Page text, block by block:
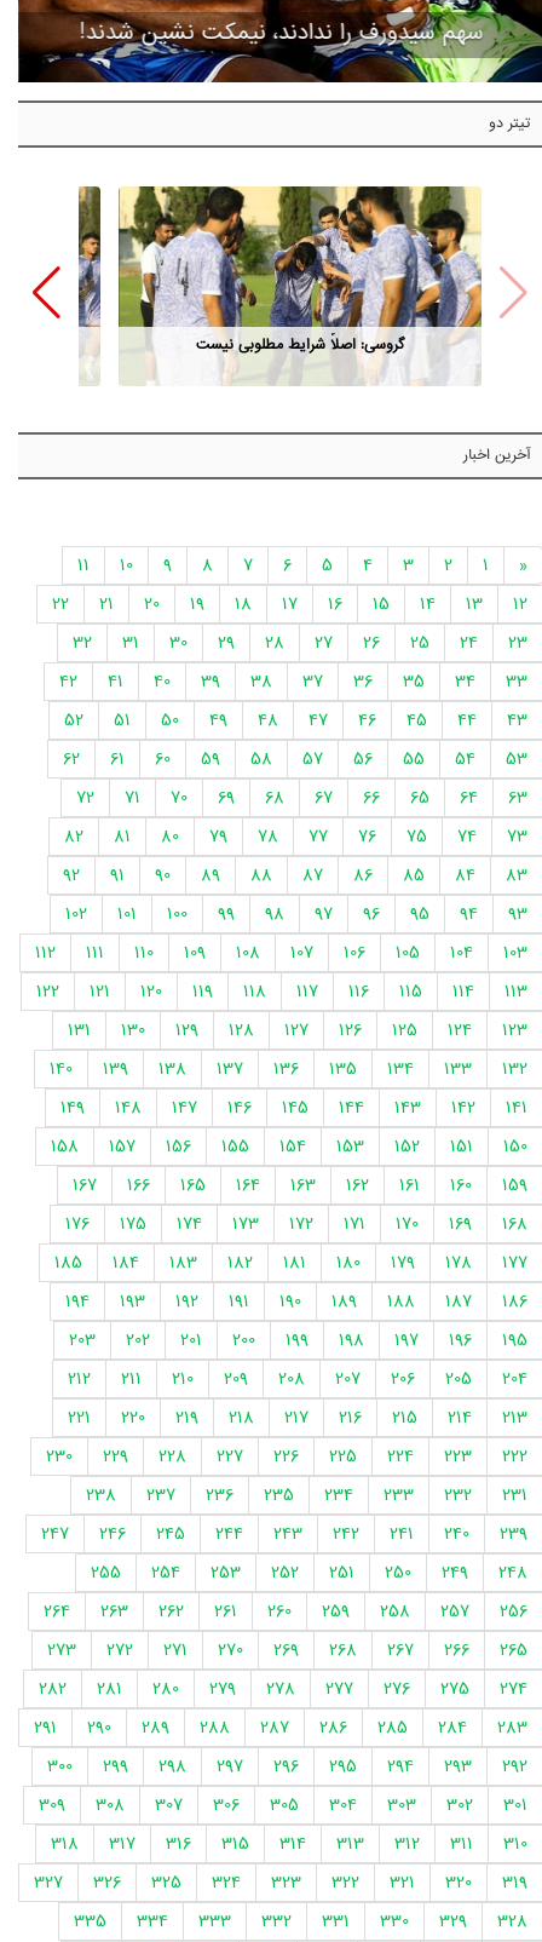
سهم سیدورف را ندادند، نیمکت نشین شدند!
تیتر دو
گروسی: اصلاً شرایط مطلوبی نیست
آخرین اخبار
«
1
2
3
4
5
6
7
8
9
10
11
12
13
14
15
16
17
18
19
20
21
22
23
24
25
26
27
28
29
30
31
32
33
34
35
36
37
38
39
40
41
42
43
44
45
46
47
48
49
50
51
52
53
54
55
56
57
58
59
60
61
62
63
64
65
66
67
68
69
70
71
72
73
74
75
76
77
78
79
80
81
82
83
84
85
86
87
88
89
90
91
92
93
94
95
96
97
98
99
100
101
102
103
104
105
106
107
108
109
110
111
112
113
114
115
116
117
118
119
120
121
122
123
124
125
126
127
128
129
130
131
132
133
134
135
136
137
138
139
140
141
142
143
144
145
146
147
148
149
150
151
152
153
154
155
156
157
158
159
160
161
162
163
164
165
166
167
168
169
170
171
172
173
174
175
176
177
178
179
180
181
182
183
184
185
186
187
188
189
190
191
192
193
194
195
196
197
198
199
200
201
202
203
204
205
206
207
208
209
210
211
212
213
214
215
216
217
218
219
220
221
222
223
224
225
226
227
228
229
230
231
232
233
234
235
236
237
238
239
240
241
242
243
244
245
246
247
248
249
250
251
252
253
254
255
256
257
258
259
260
261
262
263
264
265
266
267
268
269
270
271
272
273
274
275
276
277
278
279
280
281
282
283
284
285
286
287
288
289
290
291
292
293
294
295
296
297
298
299
300
301
302
303
304
305
306
307
308
309
310
311
312
313
314
315
316
317
318
319
320
321
322
323
324
325
326
327
328
329
330
331
332
333
334
335